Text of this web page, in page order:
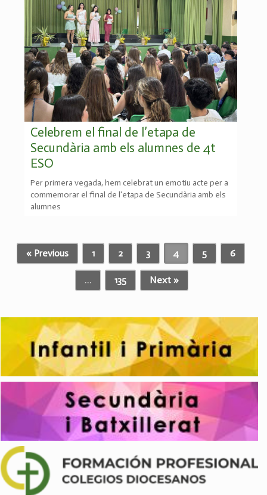
Celebrem el final de l’etapa de
Secundària amb els alumnes de 4t
ESO
Per primera vegada, hem celebrat un emotiu acte per a
commemorar el final de l'etapa de Secundària amb els
alumnes
« Previous 1 2 3 4 5 6
… 135 Next »